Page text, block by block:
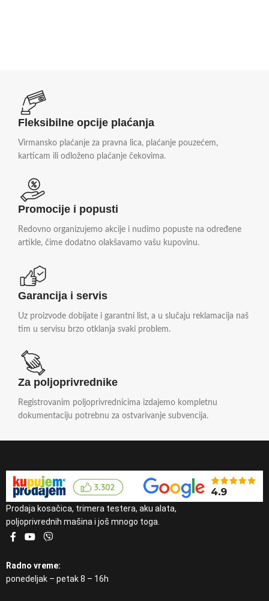
Fleksibilne opcije plaćanja
Virmansko plaćanje za pravna lica, plaćanje pouzećem,
karticam ili odloženo plaćanje čekovima.
Promocije i popusti
Redovno organizujemo akcije i nudimo popuste na određene
artikle, čime dodatno olakšavamo vašu kupovinu.
Garancija i servis
Uz proizvode dobijate i garantni list, a u slučaju reklamacija naš
tim u servisu brzo otklanja svaki problem.
Za poljoprivrednike
Registrovanim poljoprivrednicima izdajemo kompletnu
dokumentaciju potrebnu za ostvarivanje subvencija.
Prodaja kosačica, trimera testera, aku alata,
poljoprivrednih mašina i još mnogo toga.
Radno vreme:
ponedeljak – petak 8 – 16h